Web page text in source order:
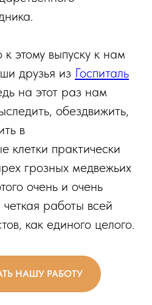
этому выпуску к нам
друзья из Госпиталь
на этот раз нам
обездвижить,
в
клетки практически
грозных медвежьих
очень и очень
работы всей
как единого целого.
НАШУ РАБОТУ